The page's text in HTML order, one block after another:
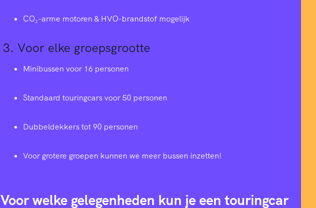
CO₂-arme motoren & HVO-brandstof mogelijk
3. Voor elke groepsgrootte
Minibussen voor 16 personen
Standaard touringcars voor 50 personen
Dubbeldekkers tot 90 personen
Voor grotere groepen kunnen we meer bussen inzetten!
Voor welke gelegenheden kun je een touringcar